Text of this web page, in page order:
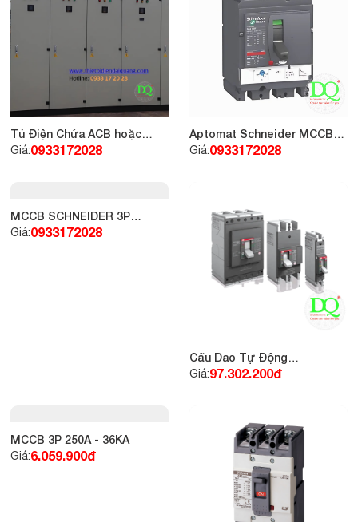
Tủ Điện Chứa ACB hoặc
MCCB
Giá:0933172028
Aptomat Schneider MCCB
Compact NSX LV 430631
Giá:0933172028
Cầu Dao Tự Động
Mitsubishi MCCB 3P 800A
Giá:97.302.200đ
MCCB 3P 250A - 36KA
Giá:6.059.900đ